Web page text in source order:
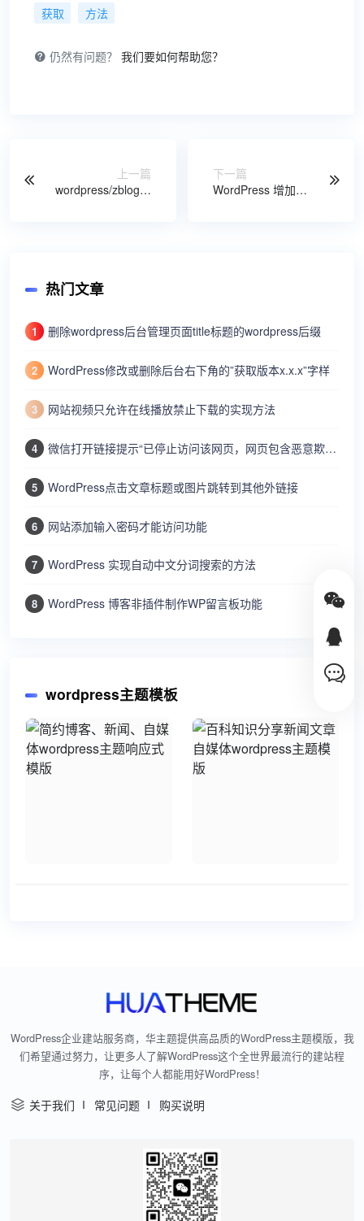
获取 方法
仍然有问题？ 我们要如何帮助您？
上一篇
wordpress/zblog网
下一篇
WordPress 增加允
热门文章
1 删除wordpress后台管理页面title标题的wordpress后缀
2 WordPress修改或删除后台右下角的”获取版本x.x.x”字样
3 网站视频只允许在线播放禁止下载的实现方法
4 微信打开链接提示“已停止访问该网页，网页包含恶意欺诈内容…”
5 WordPress点击文章标题或图片跳转到其他外链接
6 网站添加输入密码才能访问功能
7 WordPress 实现自动中文分词搜索的方法
8 WordPress 博客非插件制作WP留言板功能
wordpress主题模板
WordPress企业建站服务商，华主题提供高品质的WordPress主题模版，我
们希望通过努力，让更多人了解WordPress这个全世界最流行的建站程
序，让每个人都能用好WordPress！
关于我们 常见问题 购买说明